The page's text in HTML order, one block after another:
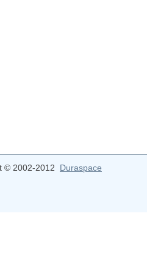
© 2002-2012 Duraspace